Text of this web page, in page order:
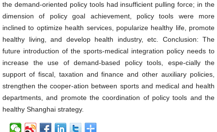
the demand-oriented policy tools had insufficient pulling force; in the
dimension of policy goal achievement, policy tools were more
inclined to optimize health services, popularize healthy life, promote
healthy living, and develop health industry, etc. Conclusion: The
future introduction of the sports-medical integration policy needs to
increase the use of demand-based policy tools, espe-cially the
support of fiscal, taxation and finance and other auxiliary policies,
strengthen the cooper-ation between sports and medical and health
departments, and promote the coordination of policy tools and the
healthy Shanghai strategy.